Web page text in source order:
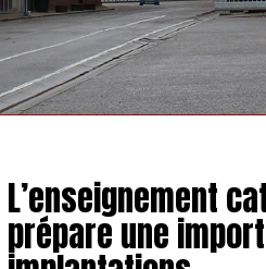
L’enseignement
prépare une